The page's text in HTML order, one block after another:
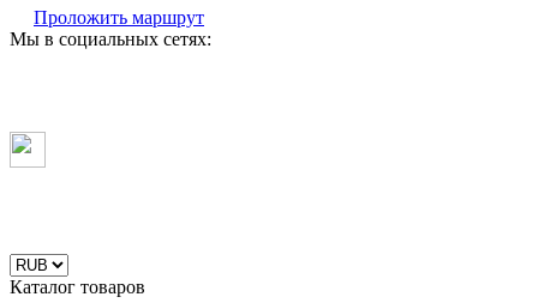
Проложить маршрут
Мы в социальных сетях:
Каталог товаров